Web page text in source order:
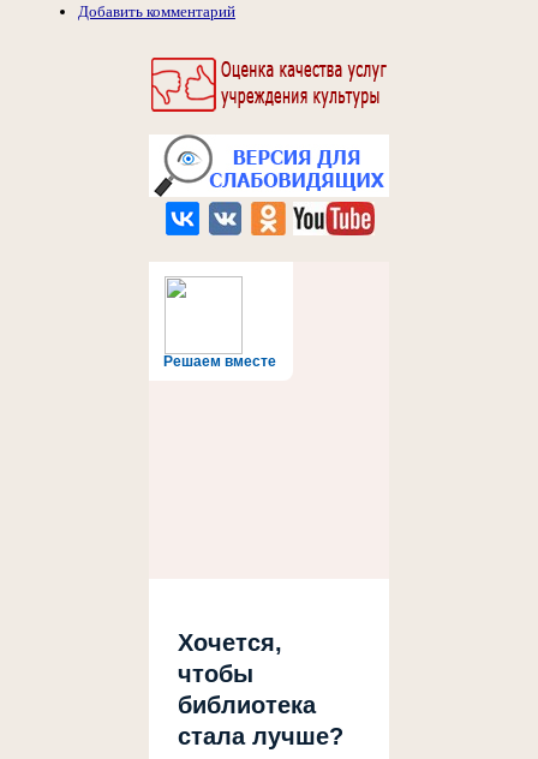
Решаем вместе
Хочется,
чтобы
библиотека
стала лучше?
Добавить комментарий